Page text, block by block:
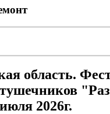
область.
2026г.